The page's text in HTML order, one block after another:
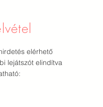
elérhető
lejátszót elindítva